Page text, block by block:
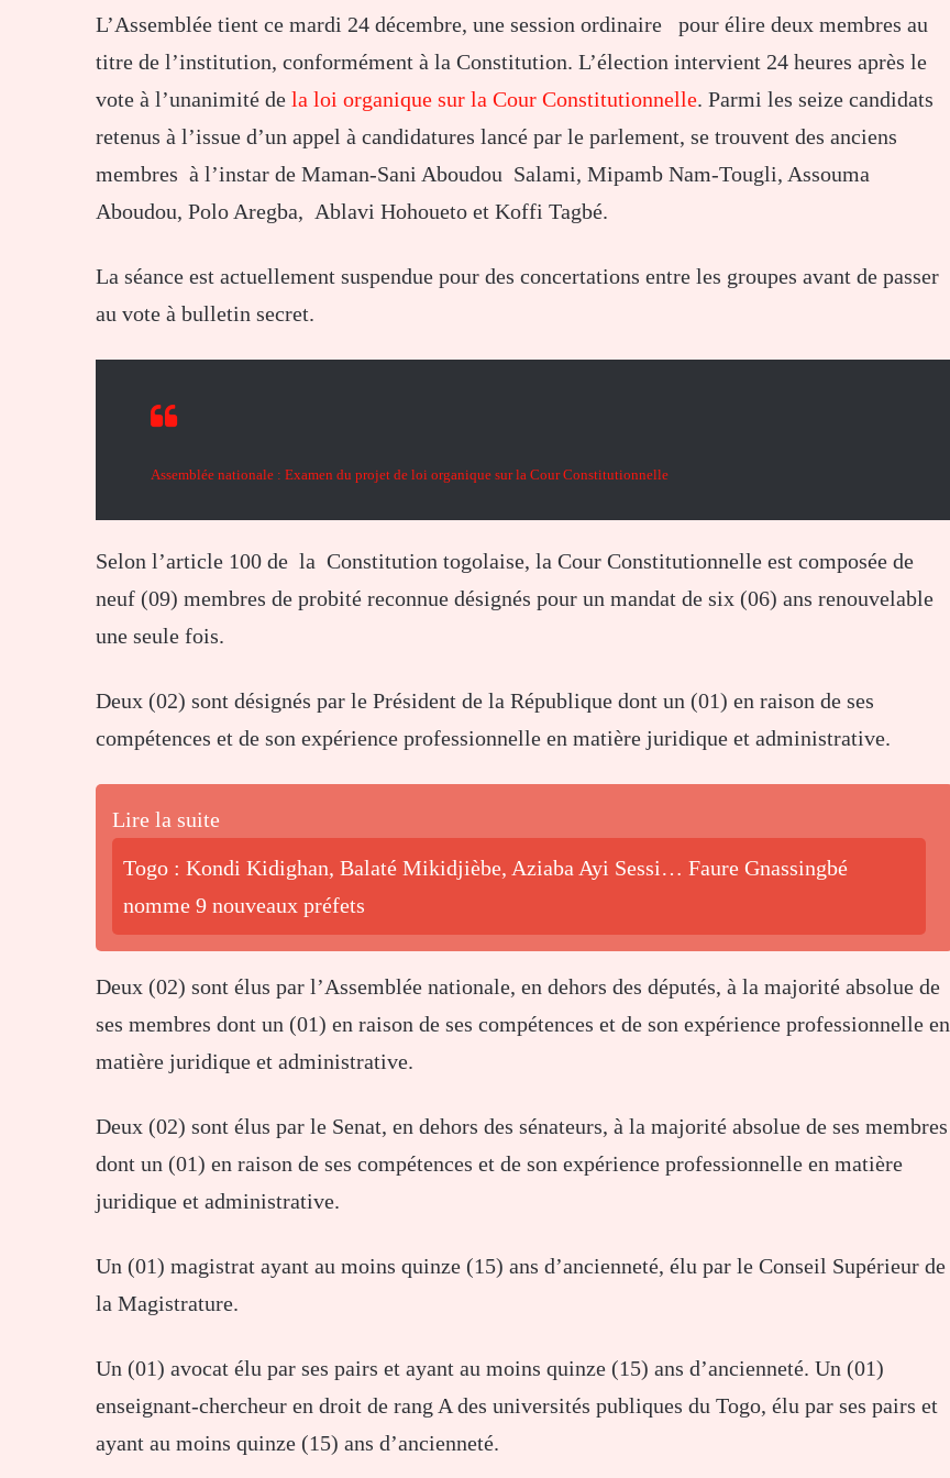
L’Assemblée tient ce mardi 24 décembre, une session ordinaire pour élire deux membres au
titre de l’institution, conformément à la Constitution. L’élection intervient 24 heures après le
vote à l’unanimité de la loi organique sur la Cour Constitutionnelle. Parmi les seize candidats
retenus à l’issue d’un appel à candidatures lancé par le parlement, se trouvent des anciens
membres à l’instar de Maman-Sani Aboudou Salami, Mipamb Nam-Tougli, Assouma
Aboudou, Polo Aregba, Ablavi Hohoueto et Koffi Tagbé.
La séance est actuellement suspendue pour des concertations entre les groupes avant de passer
au vote à bulletin secret.
Assemblée nationale : Examen du projet de loi organique sur la Cour Constitutionnelle
Selon l’article 100 de la Constitution togolaise, la Cour Constitutionnelle est composée de
neuf (09) membres de probité reconnue désignés pour un mandat de six (06) ans renouvelable
une seule fois.
Deux (02) sont désignés par le Président de la République dont un (01) en raison de ses
compétences et de son expérience professionnelle en matière juridique et administrative.
Lire la suite
Togo : Kondi Kidighan, Balaté Mikidjièbe, Aziaba Ayi Sessi… Faure Gnassingbé
nomme 9 nouveaux préfets
Deux (02) sont élus par l’Assemblée nationale, en dehors des députés, à la majorité absolue de
ses membres dont un (01) en raison de ses compétences et de son expérience professionnelle en
matière juridique et administrative.
Deux (02) sont élus par le Senat, en dehors des sénateurs, à la majorité absolue de ses membres
dont un (01) en raison de ses compétences et de son expérience professionnelle en matière
juridique et administrative.
Un (01) magistrat ayant au moins quinze (15) ans d’ancienneté, élu par le Conseil Supérieur de
la Magistrature.
Un (01) avocat élu par ses pairs et ayant au moins quinze (15) ans d’ancienneté. Un (01)
enseignant-chercheur en droit de rang A des universités publiques du Togo, élu par ses pairs et
ayant au moins quinze (15) ans d’ancienneté.